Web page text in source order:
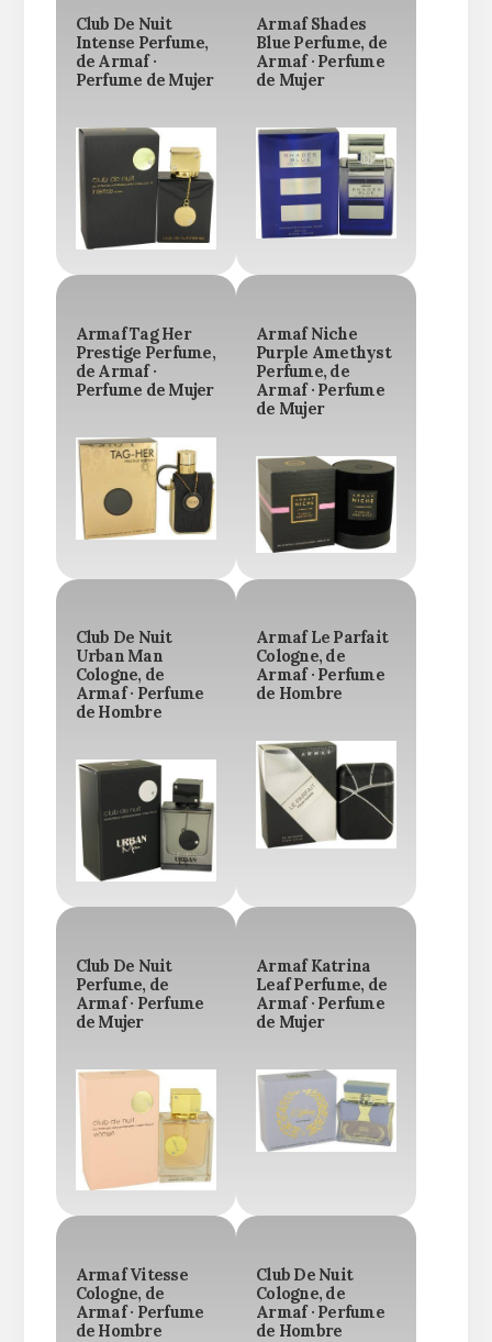
Club De Nuit
Intense Perfume,
de Armaf ·
Perfume de Mujer
Armaf Shades
Blue Perfume, de
Armaf · Perfume
de Mujer
Armaf Tag Her
Prestige Perfume,
de Armaf ·
Perfume de Mujer
Armaf Niche
Purple Amethyst
Perfume, de
Armaf · Perfume
de Mujer
Club De Nuit
Urban Man
Cologne, de
Armaf · Perfume
de Hombre
Armaf Le Parfait
Cologne, de
Armaf · Perfume
de Hombre
Club De Nuit
Perfume, de
Armaf · Perfume
de Mujer
Armaf Katrina
Leaf Perfume, de
Armaf · Perfume
de Mujer
Armaf Vitesse
Cologne, de
Armaf · Perfume
de Hombre
Club De Nuit
Cologne, de
Armaf · Perfume
de Hombre